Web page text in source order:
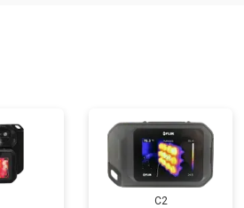
C2